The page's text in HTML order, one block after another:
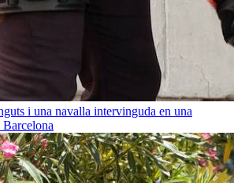
i una navalla intervinguda en una